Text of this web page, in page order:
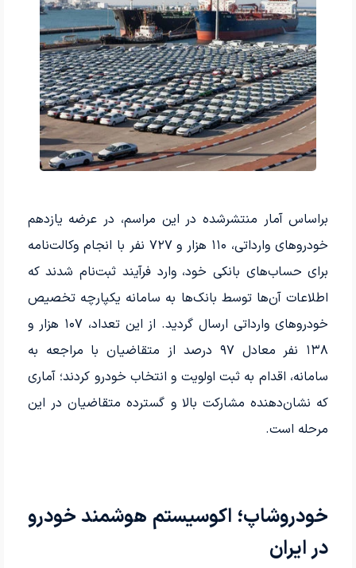
براساس آمار منتشرشده در این مراسم، در عرضه یازدهم
خودروهای وارداتی، ۱۱۰ هزار و ۷۲۷ نفر با انجام وکالت‌نامه
برای حساب‌های بانکی خود، وارد فرآیند ثبت‌نام شدند که
اطلاعات آن‌ها توسط بانک‌ها به سامانه یکپارچه تخصیص
خودروهای وارداتی ارسال گردید. از این تعداد، ۱۰۷ هزار و
۱۳۸ نفر معادل ۹۷ درصد از متقاضیان با مراجعه به
سامانه، اقدام به ثبت اولویت و انتخاب خودرو کردند؛ آماری
که نشان‌دهنده مشارکت بالا و گسترده متقاضیان در این
مرحله است.
خودروشاپ؛ اکوسیستم هوشمند خودرو
در ایران